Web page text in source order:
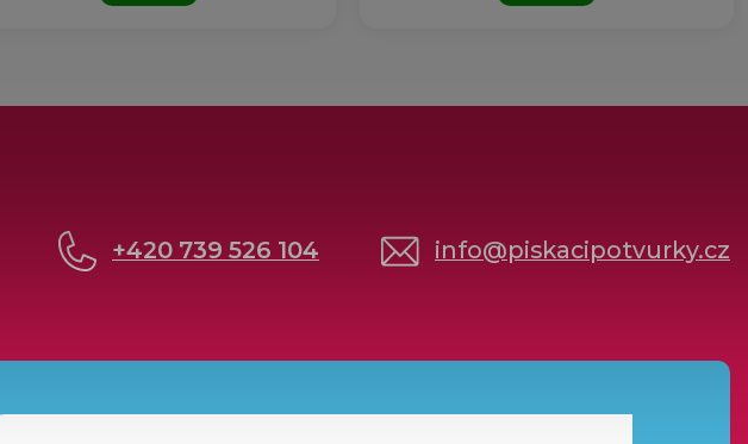
info@piskacipotvurky.cz
+420 739 526 104